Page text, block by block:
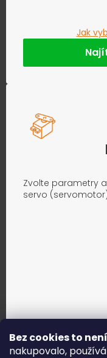
Bez cookies to
nakupovalo,
Jak
Zvolte parametry
servo